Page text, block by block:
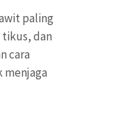
paling
dan
cara